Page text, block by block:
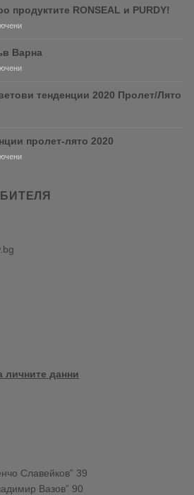
продуктите RONSEAL и PURDY!
за
продуктите
RONSEAL
PURDY!
Варна
за
тенденции 2020 Пролет/Лято
пролет-лято 2020
за
пролет-
личните данни
Славейков” 39
Вазов” 90